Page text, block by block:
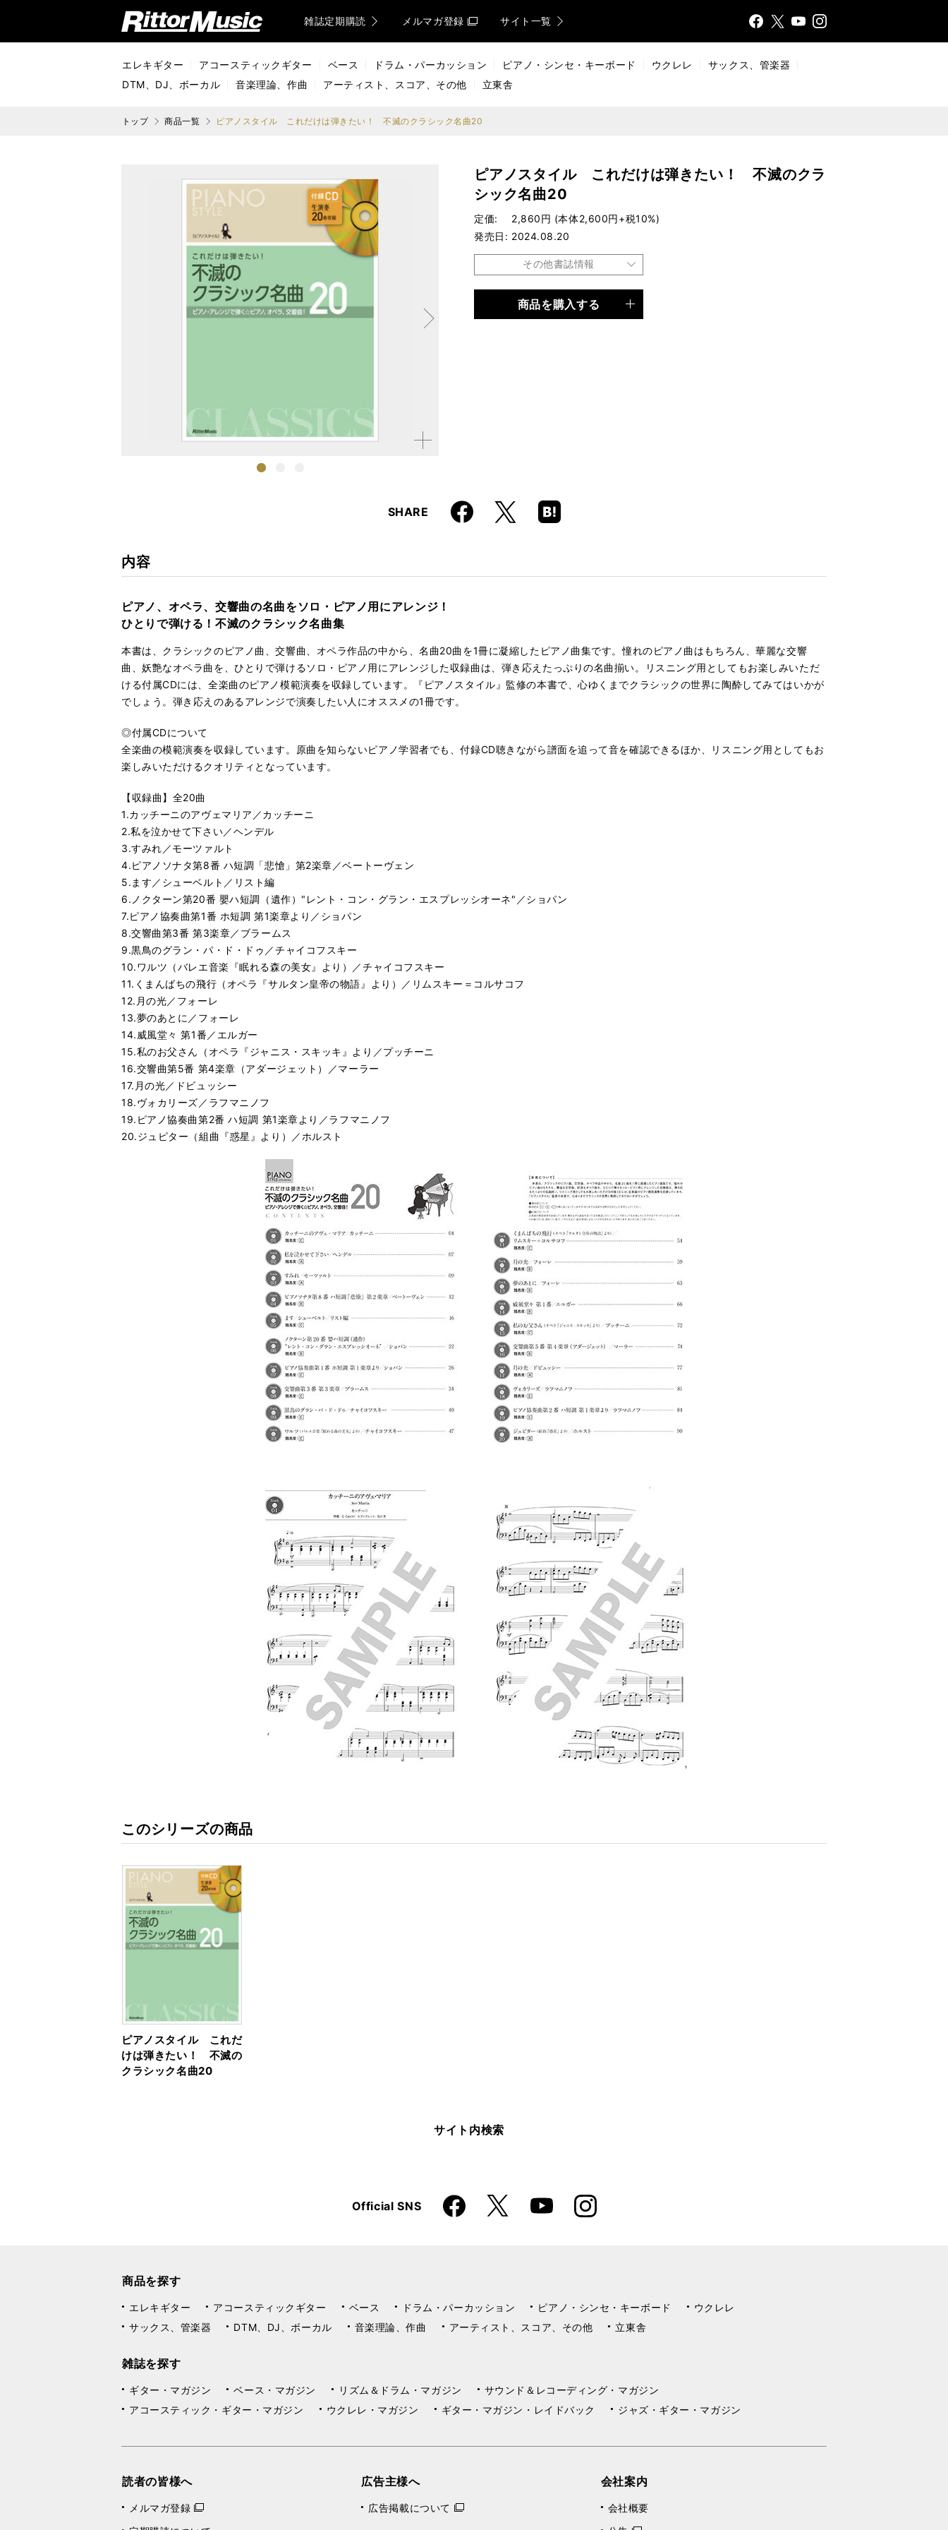
リットーミュージック (Rittor Music) 雑誌定期購読 メルマガ登録 サイト一覧
FaceX
YouTInsta
エレキギター アコースティックギター ベース ドラム・パーカッション ピアノ・シンセ・キーボード ウクレレ
サックス、管楽器
DTM、DJ、ボーカル
音楽理論、作曲 アーティスト、スコア、その他 立東舎
トップ 商品一覧 ピアノスタイル これだけは弾きたい！ 不滅のクラシック名曲20
拡大す
1
ピアノスタイル これだけは弾きたい！ 不滅のクラ
シック名曲20
定価
2,860円 (本体2,600円+税10%)
発売日
2024.08.20
その他書誌情報
楽譜
商品を購入する
SHARE Faceboo
k
X
Hatena
Boo
内容
ピアノ、オペラ、交響曲の名曲をソロ・ピアノ用にアレンジ！
ひとりで弾ける！不滅のクラシック名曲集
本書は、クラシックのピアノ曲、交響曲、オペラ作品の中から、名曲20曲を1冊に凝縮したピアノ曲集です。憧れのピアノ曲はもちろん、華麗な交響
曲、妖艶なオペラ曲を、ひとりで弾けるソロ・ピアノ用にアレンジした収録曲は、弾き応えたっぷりの名曲揃い。リスニング用としてもお楽しみいただ
ける付属CDには、全楽曲のピアノ模範演奏を収録しています。『ピアノスタイル』監修の本書で、心ゆくまでクラシックの世界に陶酔してみてはいかが
でしょう。弾き応えのあるアレンジで演奏したい人にオススメの1冊です。
◎付属CDについて
全楽曲の模範演奏を収録しています。原曲を知らないピアノ学習者でも、付録CD聴きながら譜面を追って音を確認できるほか、リスニング用としてもお
楽しみいただけるクオリティとなっています。
【収録曲】全20曲
1.カッチーニのアヴェマリア／カッチーニ
2.私を泣かせて下さい／ヘンデル
3.すみれ／モーツァルト
4.ピアノソナタ第8番 ハ短調「悲愴」第2楽章／ベートーヴェン
5.ます／シューベルト／リスト編
6.ノクターン第20番 嬰ハ短調（遺作）"レント・コン・グラン・エスプレッシオーネ"／ショパン
7.ピアノ協奏曲第1番 ホ短調 第1楽章より／ショパン
8.交響曲第3番 第3楽章／ブラームス
9.黒鳥のグラン・パ・ド・ドゥ／チャイコフスキー
10.ワルツ（バレエ音楽『眠れる森の美女』より）／チャイコフスキー
11.くまんばちの飛行（オペラ『サルタン皇帝の物語』より）／リムスキー＝コルサコフ
12.月の光／フォーレ
13.夢のあとに／フォーレ
14.威風堂々 第1番／エルガー
15.私のお父さん（オペラ『ジャニス・スキッキ』より／プッチーニ
16.交響曲第5番 第4楽章（アダージェット）／マーラー
17.月の光／ドビュッシー
18.ヴォカリーズ／ラフマニノフ
19.ピアノ協奏曲第2番 ハ短調 第1楽章より／ラフマニノフ
20.ジュピター（組曲『惑星』より）／ホルスト
このシリーズの商品
ピアノスタイル これだ
けは弾きたい！ 不滅の
クラシック名曲20
サイト内検索
Official SNSFaceboo
k
X YouTube Instagra
m
商品を探す
エレキギター アコースティックギター ベース ドラム・パーカッション ピアノ・シンセ・キーボード
ウクレレ
サックス、管楽器
DTM、DJ、ボーカル 音楽理論、作曲 アーティスト、スコア、その他 立東舎
雑誌を探す
ギター・マガジン ベース・マガジン リズム＆ドラム・マガジン
サウンド＆レコーディング・マガジン
アコースティック・ギター・マガジン
ウクレレ・マガジン ギター・マガジン・レイドバック ジャズ・ギター・マガジン
読者の皆様へ
メルマガ登録
広告主様へ
広告掲載について
会社案内
会社概要